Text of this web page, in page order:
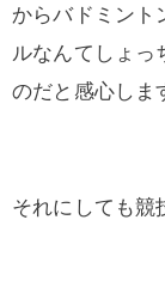
からバドミント
ルなんてしょっ
のだと感心しま
それにしても競